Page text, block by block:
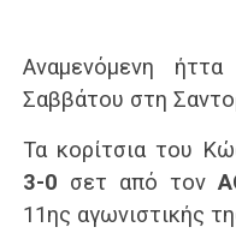
Αναμενόμενη
Σαββάτου στη
Τα κορίτσια του
3-0 σετ από τον
11ης αγωνιστικής